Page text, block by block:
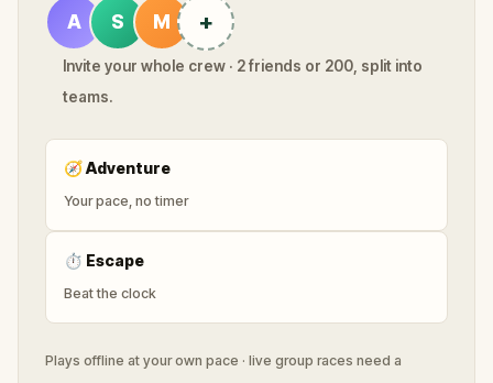
A S M +
Invite your whole crew · 2 friends or 200, split into
teams.
🧭Adventure
Your pace, no timer
⏱ Escape
Beat the clock
Plays offline at your own pace · live group races need a